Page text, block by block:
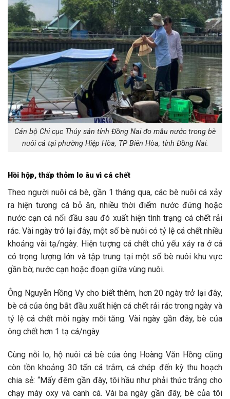
Cán bộ Chi cục Thủy sản tỉnh Đồng Nai đo mẫu nước trong bè
nuôi cá tại phường Hiệp Hòa, TP Biên Hòa, tỉnh Đồng Nai.
Hồi hộp, thấp thỏm lo âu vì cá chết
Theo người nuôi cá bè, gần 1 tháng qua, các bè nuôi cá xảy
ra hiện tượng cá bỏ ăn, nhiều thời điểm nước đứng hoặc
nước cạn cá nổi đầu sau đó xuất hiện tình trạng cá chết rải
rác. Vài ngày trở lại đây, một số bè nuôi có tỷ lệ cá chết nhiều
khoảng vài tạ/ngày. Hiện tượng cá chết chủ yếu xảy ra ở cá
có trọng lượng lớn và tập trung tại một số bè nuôi khu vực
gần bờ, nước cạn hoặc đoạn giữa vùng nuôi.
Ông Nguyễn Hồng Vy cho biết thêm, hơn 20 ngày trở lại đây,
bè cá của ông bắt đầu xuất hiện cá chết rải rác trong ngày và
tỷ lệ cá chết mỗi ngày mỗi tăng. Vài ngày gần đây, bè của
ông chết hơn 1 tạ cá/ngày.
Cùng nỗi lo, hộ nuôi cá bè của ông Hoàng Văn Hồng cũng
còn tồn khoảng 30 tấn cá trắm, cá chép đến kỳ thu hoạch
chia sẻ: “Mấy đêm gần đây, tôi hầu như phải thức trắng cho
chạy máy oxy và canh cá. Vài ba ngày gần đây, bè của tôi